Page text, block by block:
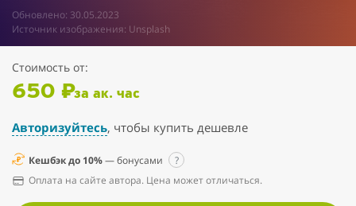
Обновлено: 30.05.2023
Источник изображения: Unsplash
Стоимость от:
650 ₽за ак. час
Авторизуйтесь, чтобы купить дешевле
Кешбэк до 10%— бонусами
?
Оплата на сайте автора. Цена может отличаться.